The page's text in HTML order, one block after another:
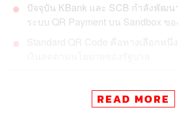
ปัจจุบัน KBank และ SCB กำลังพัฒ
ระบบ QR Payment บน Sandbox ข
ช่วงสัปดาห์ที่ผ่านมา เราได้เห็นการปรั
ที่พร้อมใจกันโปรโมตแอปฯ บริการชำ
READ MORE